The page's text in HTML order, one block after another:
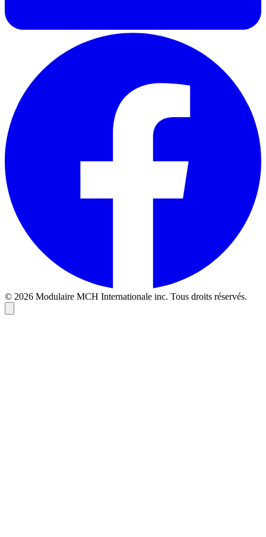
© 2026 Modulaire MCH Internationale inc. Tous droits réservés.